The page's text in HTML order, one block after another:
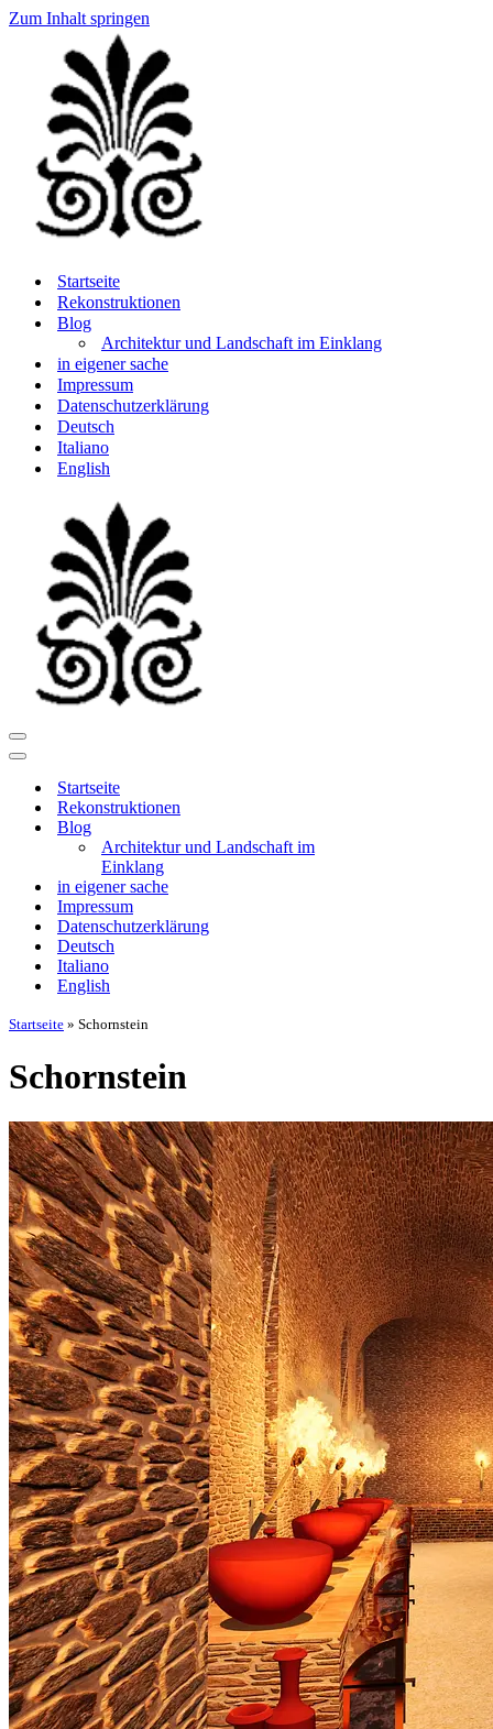
Zum Inhalt springen
Startseite
Rekonstruktionen
Blog
Architektur und Landschaft im Einklang
in eigener sache
Impressum
Datenschutzerklärung
Deutsch
Italiano
English
Navigationsmenü
Navigationsmenü
Startseite
Rekonstruktionen
Blog
Architektur und Landschaft im
Einklang
in eigener sache
Impressum
Datenschutzerklärung
Deutsch
Italiano
English
Startseite » Schornstein
Schornstein